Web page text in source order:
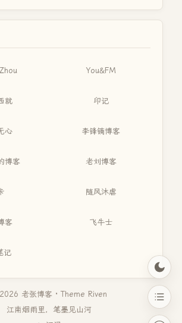
You&FM
就 印记
心 李锋镝博客
博客 老刘博客
随风沐虐
客 飞牛士
记
老张博客 · Theme Riven
江南烟雨里，笔墨见山河